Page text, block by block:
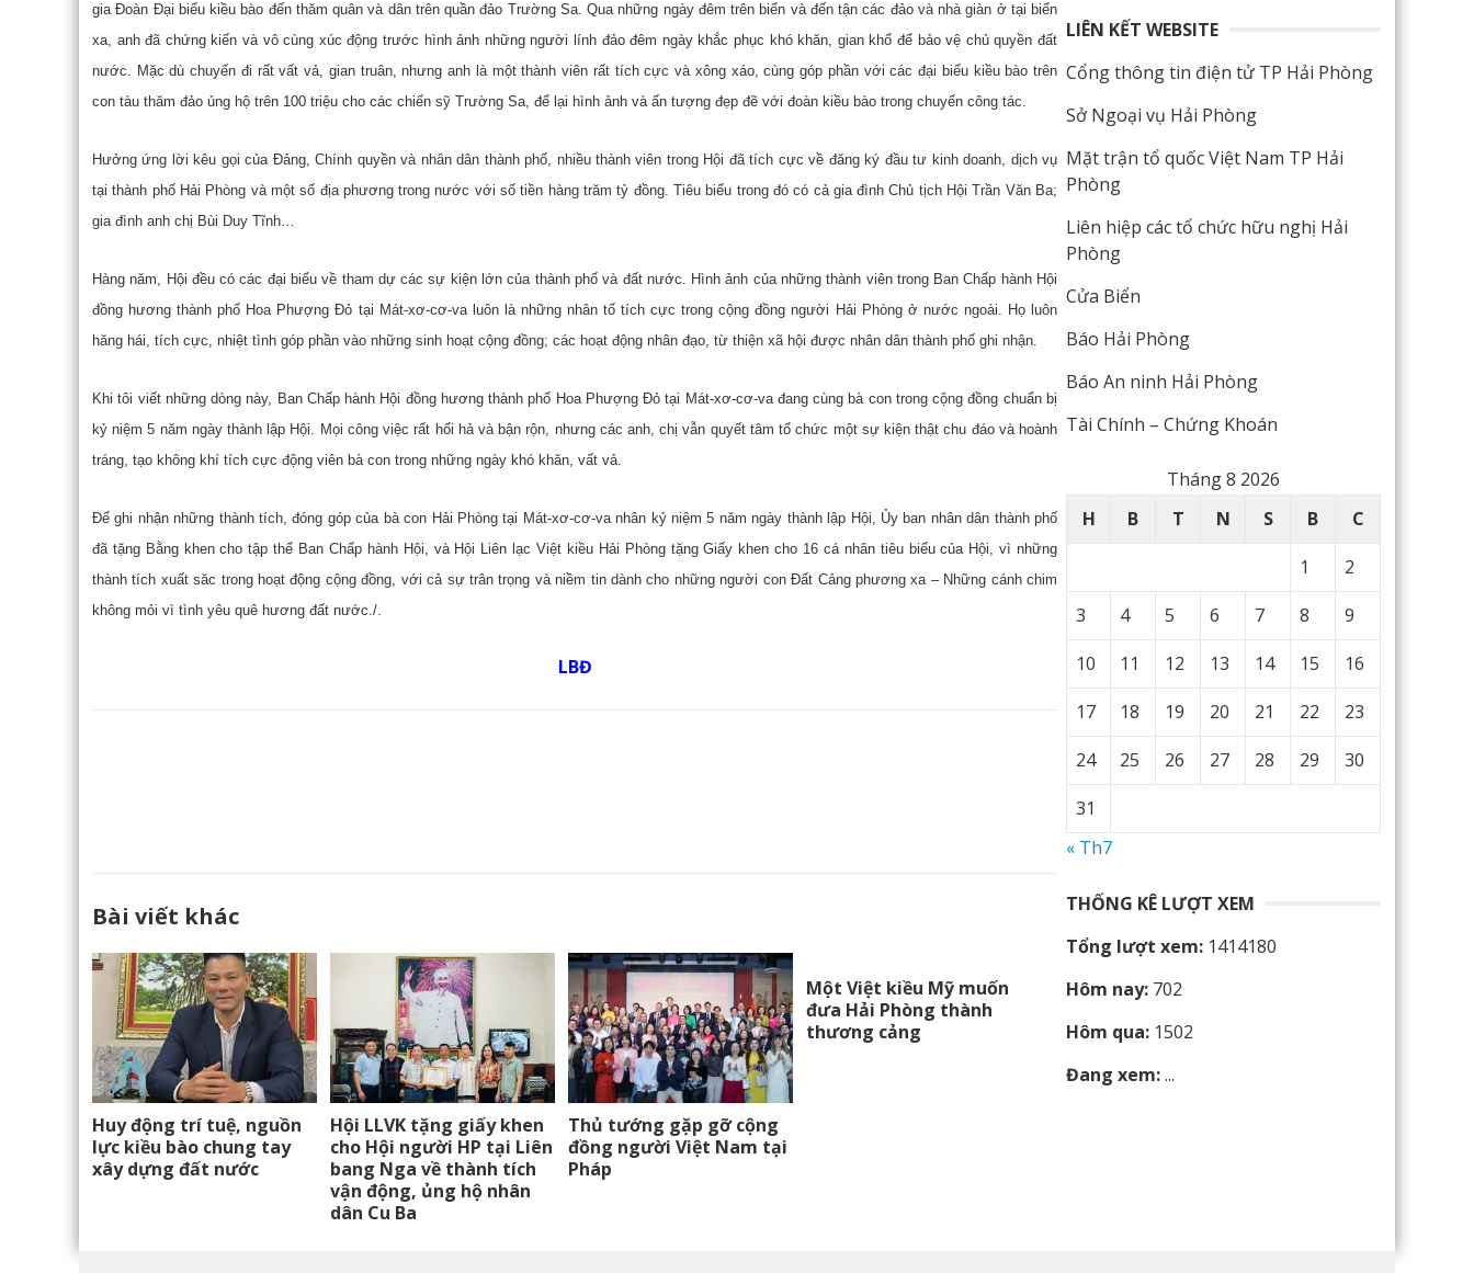
gia Đoàn Đại biểu kiều bào đến thăm quân và dân trên quần đảo Trường Sa. Qua những ngày đêm trên biển và đến tận các đảo và nhà giàn ở tại biển
xa, anh đã chứng kiến và vô cùng xúc động trước hình ảnh những người lính đảo đêm ngày khắc phục khó khăn, gian khổ để bảo vệ chủ quyền đất
nước. Mặc dù chuyến đi rất vất vả, gian truân, nhưng anh là một thành viên rất tích cực và xông xáo, cùng góp phần với các đại biểu kiều bào trên
con tàu thăm đảo ủng hộ trên 100 triệu cho các chiến sỹ Trường Sa, để lại hình ảnh và ấn tượng đẹp đẽ với đoàn kiều bào trong chuyến công tác.
Hưởng ứng lời kêu gọi của Đảng, Chính quyền và nhân dân thành phố, nhiều thành viên trong Hội đã tích cực về đăng ký đầu tư kinh doanh, dịch vụ
tại thành phố Hải Phòng và một số địa phương trong nước với số tiền hàng trăm tỷ đồng. Tiêu biểu trong đó có cả gia đình Chủ tịch Hội Trần Văn Ba;
gia đình anh chị Bùi Duy Tĩnh…
Hàng năm, Hội đều có các đại biểu về tham dự các sự kiện lớn của thành phố và đất nước. Hình ảnh của những thành viên trong Ban Chấp hành Hội
đồng hương thành phố Hoa Phượng Đỏ tại Mát-xơ-cơ-va luôn là những nhân tố tích cực trong cộng đồng người Hải Phòng ở nước ngoài. Họ luôn
hăng hái, tích cực, nhiệt tình góp phần vào những sinh hoạt cộng đồng; các hoạt động nhân đạo, từ thiện xã hội được nhân dân thành phố ghi nhận.
Khi tôi viết những dòng này, Ban Chấp hành Hội đồng hương thành phố Hoa Phượng Đỏ tại Mát-xơ-cơ-va đang cùng bà con trong cộng đồng chuẩn bị
kỷ niệm 5 năm ngày thành lập Hội. Mọi công việc rất hối hả và bận rộn, nhưng các anh, chị vẫn quyết tâm tổ chức một sự kiện thật chu đáo và hoành
tráng, tạo không khí tích cực động viên bà con trong những ngày khó khăn, vất vả.
Để ghi nhận những thành tích, đóng góp của bà con Hải Phòng tại Mát-xơ-cơ-va nhân kỷ niệm 5 năm ngày thành lập Hội, Ủy ban nhân dân thành phố
đã tặng Bằng khen cho tập thể Ban Chấp hành Hội, và Hội Liên lạc Việt kiều Hải Phòng tặng Giấy khen cho 16 cá nhân tiêu biểu của Hội, vì những
thành tích xuất săc trong hoạt động cộng đồng, với cả sự trân trọng và niềm tin dành cho những người con Đất Cảng phương xa – Những cánh chim
không mỏi vì tình yêu quê hương đất nước./.
LBĐ
Bài viết khác
Huy động trí tuệ, nguồn
lực kiều bào chung tay
xây dựng đất nước
Hội LLVK tặng giấy khen
cho Hội người HP tại Liên
bang Nga về thành tích
vận động, ủng hộ nhân
dân Cu Ba
Thủ tướng gặp gỡ cộng
đồng người Việt Nam tại
Pháp
Một Việt kiều Mỹ muốn
đưa Hải Phòng thành
thương cảng
LIÊN KẾT WEBSITE
Cổng thông tin điện tử TP Hải Phòng
Sở Ngoại vụ Hải Phòng
Mặt trận tổ quốc Việt Nam TP Hải
Phòng
Liên hiệp các tổ chức hữu nghị Hải
Phòng
Cửa Biển
Báo Hải Phòng
Báo An ninh Hải Phòng
Tài Chính – Chứng Khoán
Tháng 8 2026
H
B T N S B
C
1
2
3
4 5 6 7 8
9
10
11 12 13 14 15
16
17
18 19 20 21 22
23
24
25 26 27 28 29
30
31
« Th7
THỐNG KÊ LƯỢT XEM
Tổng lượt xem: 1414180
Hôm nay: 702
Hôm qua: 1502
Đang xem:...